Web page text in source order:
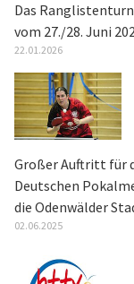
Das
vom 27./28. Juni
22.01.2026
Großer Auftritt für
Deutschen
die Odenwälder
02.06.2025